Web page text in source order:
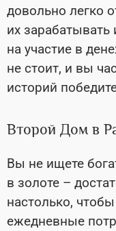
довольно легко
их зарабатывать
на участие в
не стоит, и вы
историй
Второй Дом в
Вы не ищете
в золоте –
настолько,
ежедневные